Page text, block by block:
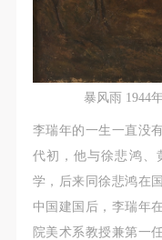
暴风雨 1944
李瑞年的一生一直没
代初，他与徐悲鸿、
学，后来同徐悲鸿在
中国建国后，李瑞年
院美术系教授兼第一